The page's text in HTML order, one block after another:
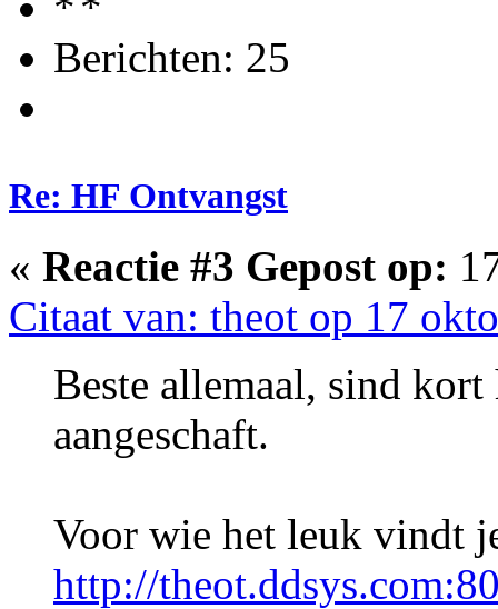
Berichten: 25
Re: HF Ontvangst
« Reactie #3 Gepost op:
Citaat van: theot op 17
Beste allemaal, sind
aangeschaft.
Voor wie het leuk vindt
http://